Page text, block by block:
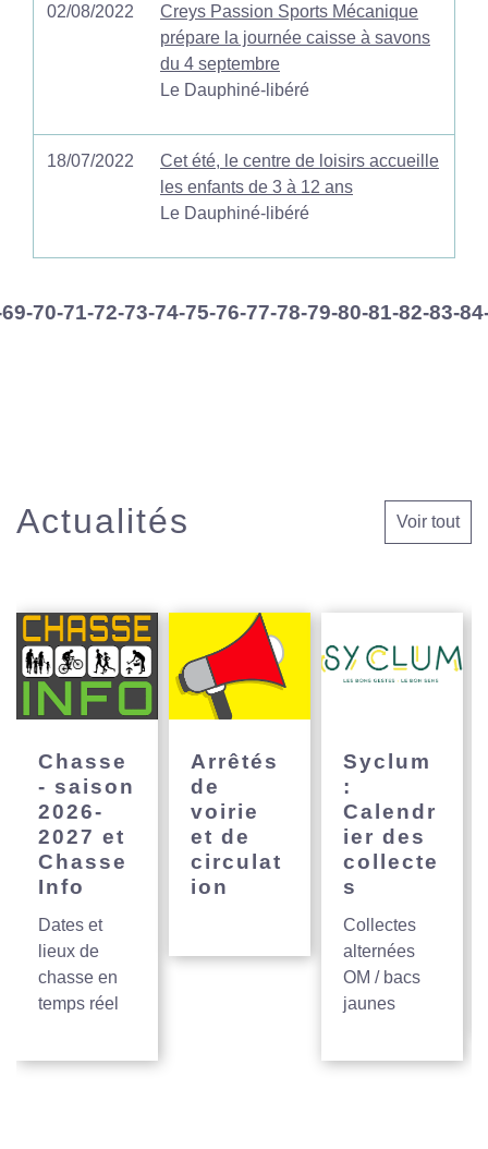
02/08/2022
Creys Passion Sports Mécanique
prépare la journée caisse à savons
du 4 septembre
Le Dauphiné-libéré
18/07/2022
Cet été, le centre de loisirs accueille
les enfants de 3 à 12 ans
Le Dauphiné-libéré
-70-71-72-73-74-75-76-77-78-79-80-81-82-83-84
Actualités Voir tout
Chasse
- saison
2026-
2027 et
Chasse
Info
Dates et
lieux de
chasse en
temps réel
Arrêtés
de
voirie
et de
circulat
ion
Syclum
:
Calendr
ier des
collecte
s
Collectes
alternées
OM / bacs
jaunes